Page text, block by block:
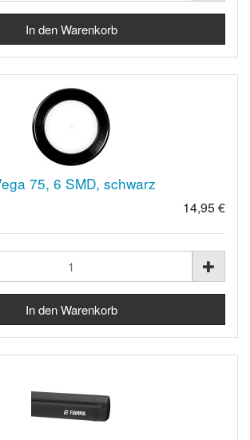
75, 6 SMD, schwarz
14,95 €